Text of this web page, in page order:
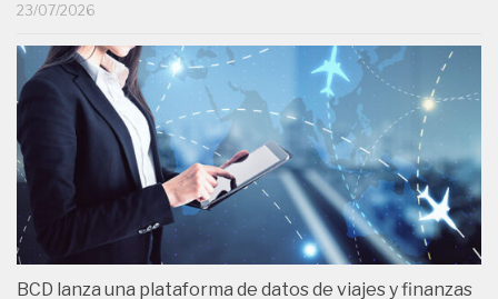
23/07/2026
BCD lanza una plataforma de datos de viajes y finanzas